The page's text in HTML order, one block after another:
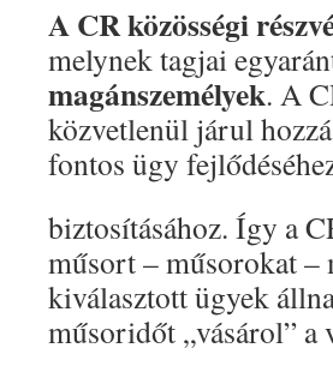
A CR közösségi
melynek tagjai
magánszemélyek. A
közvetlenül járul
fontos ügy
biztosításához. Így a
műsort – műsorokat –
kiválasztott ügyek
műsoridőt „vásárol” a